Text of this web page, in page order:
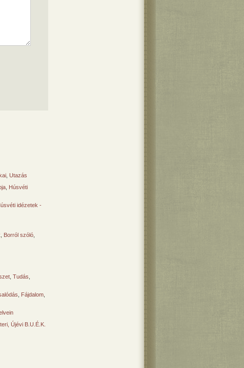
Utazás
Húsvéti
idézetek -
Borról szóló
Tudás
Fájdalom
Újévi B.U.É.K.